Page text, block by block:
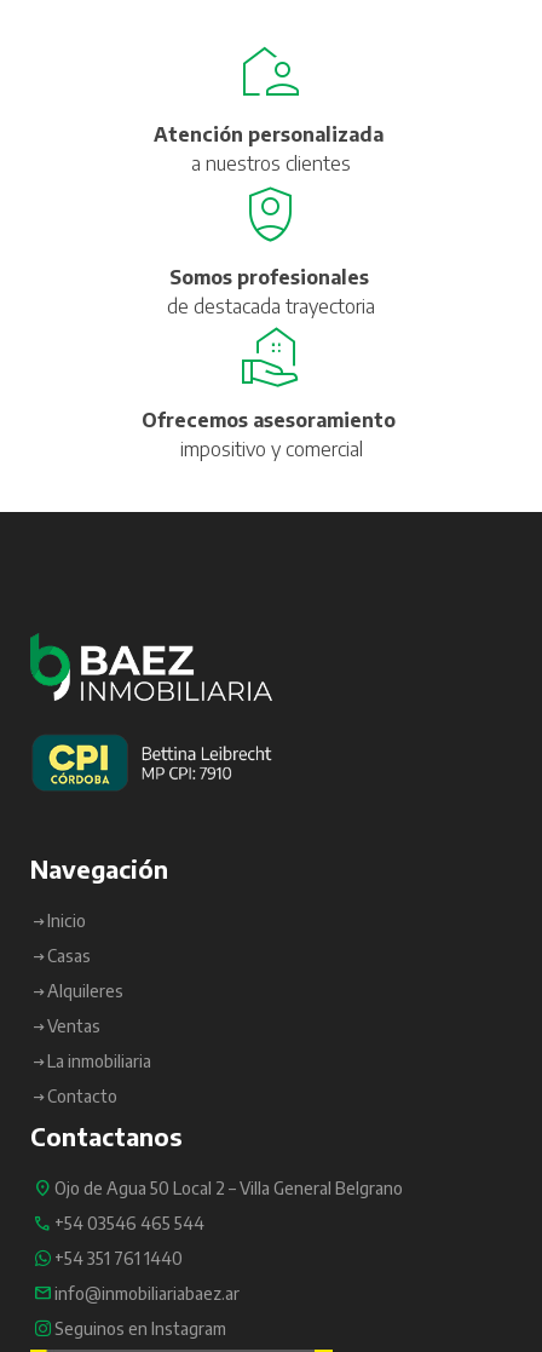
Atención personalizada
a nuestros clientes
Somos profesionales
de destacada trayectoria
Ofrecemos asesoramiento
impositivo y comercial
Navegación
Inicio
Casas
Alquileres
Ventas
La inmobiliaria
Contacto
Contactanos
Ojo de Agua 50 Local 2 – Villa General Belgrano
+54 03546 465 544
+54 351 761 1440
info@inmobiliariabaez.ar
Seguinos en Instagram